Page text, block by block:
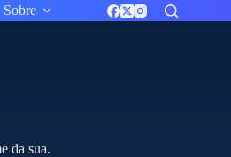
Sobre
da sua.